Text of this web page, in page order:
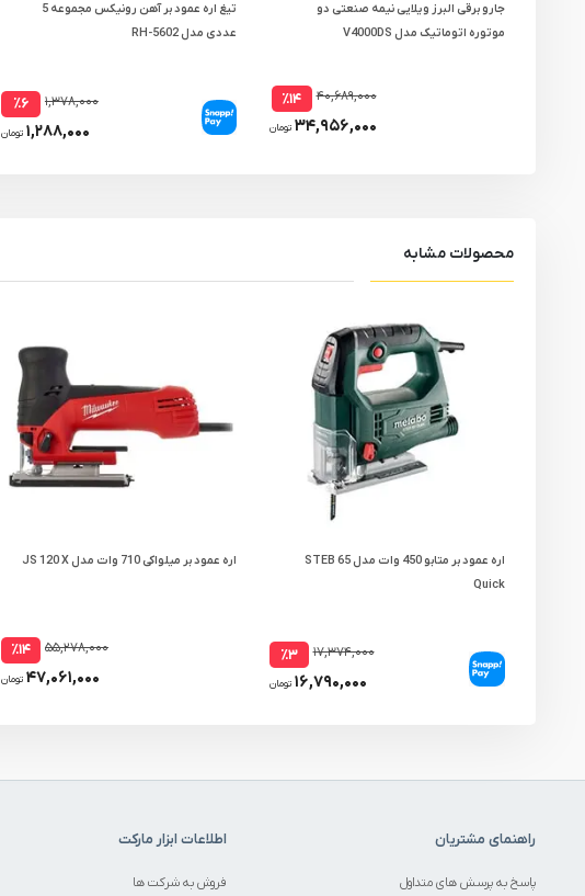
جارو برقی البرز ویلایی نیمه صنعتی دو
موتوره اتوماتیک مدل V4000DS
۴۰,۶۸۹,۰۰۰ ٪۱۴
۳۴,۹۵۶,۰۰۰ تومان
تیغ اره عمود بر آهن رونیکس مجموعه 5
عددی مدل RH-5602
۱,۳۷۸,۰۰۰ ٪۶
۱,۲۸۸,۰۰۰ تومان
محصولات مشابه
اره عمود بر متابو 450 وات مدل STEB 65
Quick
۱۷,۳۷۴,۰۰۰ ٪۳
۱۶,۷۹۰,۰۰۰ تومان
اره عمود بر میلواکی 710 وات مدل JS 120 X
۵۵,۲۷۸,۰۰۰ ٪۱۴
۴۷,۰۶۱,۰۰۰ تومان
راهنمای مشتریان
پاسخ به پرسش های متداول
اطلاعات ابزار مارکت
فروش به شرکت ها